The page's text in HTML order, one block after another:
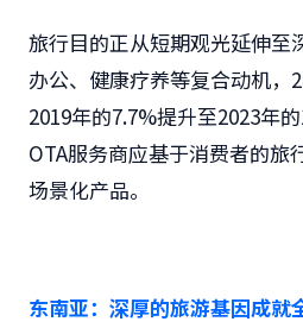
旅行目的正从短期观光延伸至
办公、健康疗养等复合动机，
2019年的7.7%提升至2023年
OTA服务商应基于消费者的旅
场景化产品。
东南亚：深厚的旅游基因成就